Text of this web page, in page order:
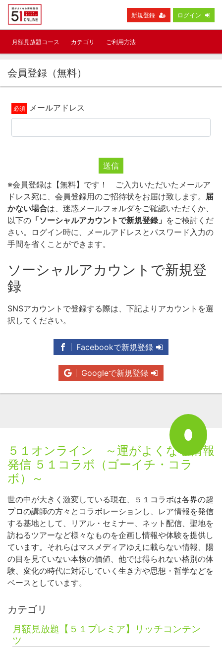
新規登録 ログイン
月額見放題コース カテゴリ ご利用方法
会員登録（無料）
メールアドレス
送信
※会員登録は【無料】です！ ご入力いただいたメールア
ドレス宛に、会員登録用のご招待状をお届け致します。 届
かない場合は、迷惑メールフォルダをご確認いただくか、
以下の 「ソーシャルアカウントで新規登録」 をご検討くだ
さい。ログイン時に、メールアドレスとパスワード入力の
手間を省くことができます。
ソーシャルアカウントで新規登
録
SNSアカウントで登録する際は、下記よりアカウントを選
択してください。
Facebookで新規登録
Googleで新規登録
５１オンライン ～運がよくなる情報
発信 ５１コラボ（ゴーイチ・コラ
ボ）～
世の中が大きく激変している現在、５１コラボは各界の超
プロの講師の方々とコラボレーションし、レア情報を発信
する基地として、リアル・セミナー、ネット配信、聖地を
訪ねるツアーなど様々なものを企画し情報や体験を提供し
ています。それらはマスメディアゆえに載らない情報、陽
の目を見ていない本物の価値、他では得られない格別の体
験、変化の時代に対応していく生き方や思想・哲学などを
ベースとしています。
カテゴリ
月額見放題【５１プレミア】リッチコンテン
ツ